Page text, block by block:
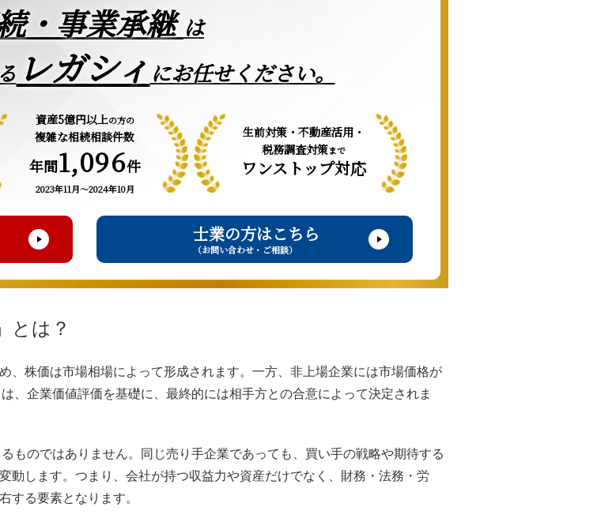
・事業承継 は
レガシィ にお任せください。
資産5億円以上の方の
複雑な相続相談件数
年間1,096件
2023年11月～2024年10月
生前対策・不動産活用・
税務調査対策まで
ワンストップ対応
士業の方はこちら
（お問い合わせ・ご相談）
とは？
、株価は市場相場によって形成されます。一方、非上場企業には市場価格が
、企業価値評価を基礎に、最終的には相手方との合意によって決定されま
ものではありません。同じ売り手企業であっても、買い手の戦略や期待する
動します。つまり、会社が持つ収益力や資産だけでなく、財務・法務・労
する要素となります。